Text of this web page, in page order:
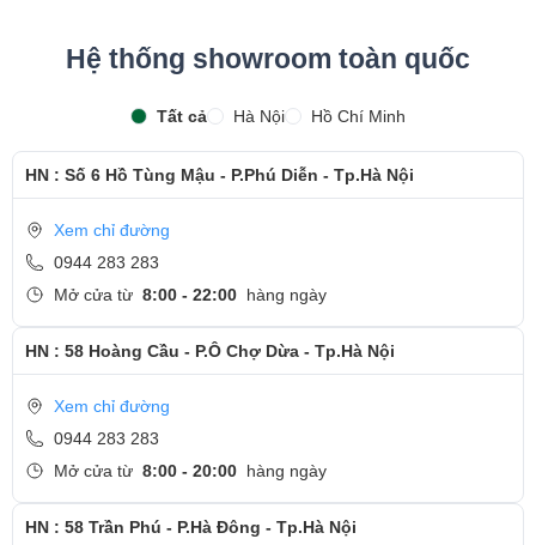
Hệ thống showroom toàn quốc
Tất cả Hà Nội Hồ Chí Minh
HN : Số 6 Hồ Tùng Mậu - P.Phú Diễn - Tp.Hà Nội
Xem chỉ đường
0944 283 283
Mở cửa từ 8:00 - 22:00 hàng ngày
HN : 58 Hoàng Cầu - P.Ô Chợ Dừa - Tp.Hà Nội
Xem chỉ đường
0944 283 283
Mở cửa từ 8:00 - 20:00 hàng ngày
HN : 58 Trần Phú - P.Hà Đông - Tp.Hà Nội